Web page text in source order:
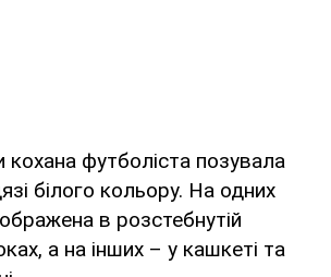
кохана футболіста позувала
білого кольору. На одних
в розстебнутій
а на інших – у кашкеті та